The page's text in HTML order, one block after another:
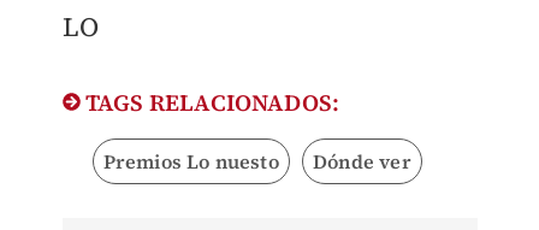
LO
TAGS RELACIONADOS:
Premios Lo nuesto Dónde ver